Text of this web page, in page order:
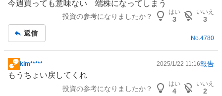
示
事
今週買っても意味ない 端株になってしまう
投資の参考になりましたか？
はい
3
いいえ
3
返信
No.4780
掲
示
kim***** 2025/1/22 11:16報告
もうちょい戻してくれ
投資の参考になりましたか？
はい
4
いいえ
2